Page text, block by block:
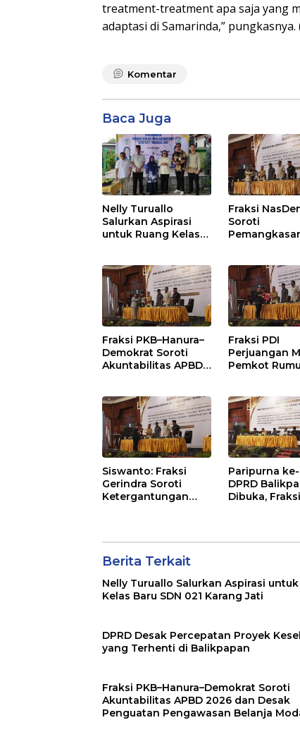
treatment-treatment apa saja yang
adaptasi di Samarinda,” pungkasnya.
Komentar
Baca Juga
Nelly Turuallo
Salurkan Aspirasi
untuk Ruang Kelas
Fraksi
Soroti
Dorong
pada
Publik
Fraksi PKB–Hanura–
Demokrat Soroti
Akuntabilitas APBD
Pengawasan
Belanja Modal
Fraksi PDI
Perjuangan
Pemkot
sebagai
IKN
Siswanto: Fraksi
Gerindra Soroti
Ketergantungan
Paripurna
DPRD
Dibuka,
Berita Terkait
Nelly Turuallo Salurkan Aspirasi
Kelas Baru SDN 021 Karang Jati
DPRD Desak Percepatan Proyek
yang Terhenti di Balikpapan
Fraksi PKB–Hanura–Demokrat Soroti
Akuntabilitas APBD 2026 dan Desak
Penguatan Pengawasan Belanja